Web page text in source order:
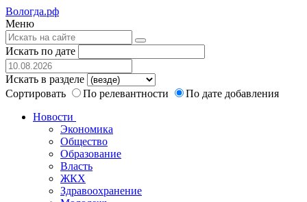
Вологда.рф
Меню
Искать по дате
Искать в разделе
Сортировать
По релевантности
По дате добавления
Новости
Экономика
Общество
Образование
Власть
ЖКХ
Здравоохранение